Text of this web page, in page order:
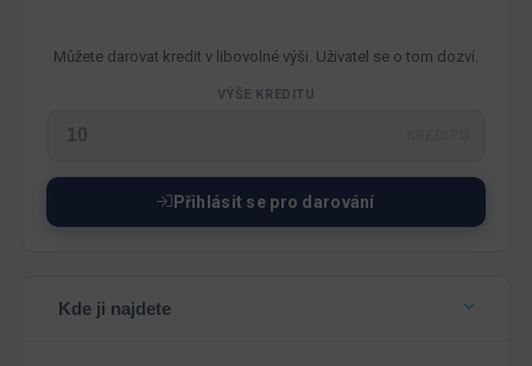
Můžete darovat kredit v libovolné výši. Uživatel se o tom dozví.
VÝŠE KREDITU
Přihlásit se pro darování
Kde ji najdete